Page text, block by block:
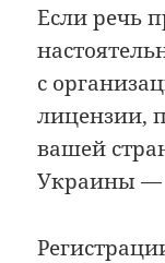
Если речь
с
лицензии,
вашей
Украины —